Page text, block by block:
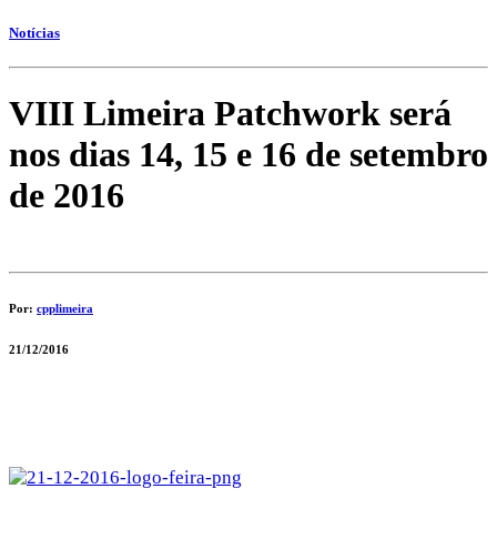
Notícias
VIII Limeira Patchwork será
nos dias 14, 15 e 16 de setembro
de 2016
Por: cpplimeira
21/12/2016